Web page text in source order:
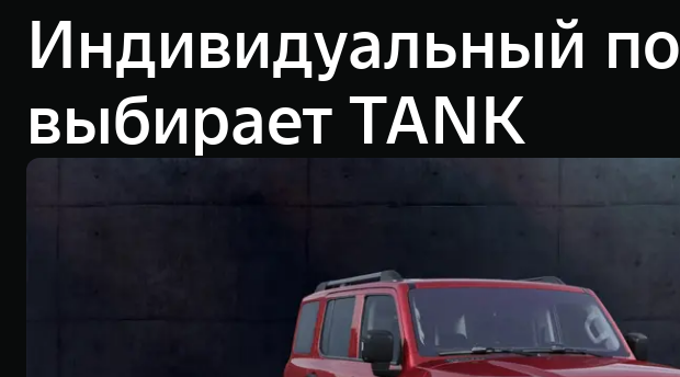
Индивидуальный
выбирает TANK